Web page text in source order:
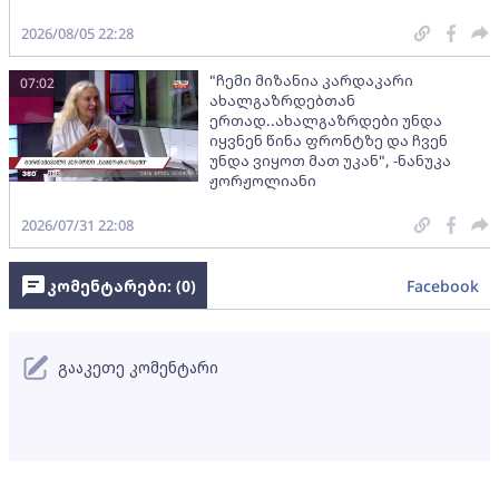
2026/08/05 22:28
"ჩემი მიზანია კარდაკარი
ახალგაზრდებთან
ერთად..ახალგაზრდები უნდა
იყვნენ წინა ფრონტზე და ჩვენ
უნდა ვიყოთ მათ უკან", -ნანუკა
ჟორჟოლიანი
07:02
2026/07/31 22:08
კომენტარები: (0) Facebook
გააკეთე კომენტარი